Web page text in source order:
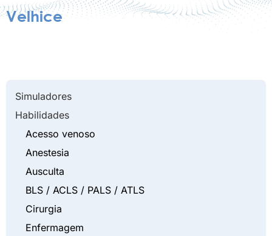
Velhice
Simuladores
Habilidades
Acesso venoso
Anestesia
Ausculta
BLS / ACLS / PALS / ATLS
Cirurgia
Enfermagem